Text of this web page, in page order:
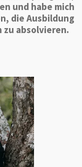
und habe mich
die Ausbildung
absolvieren.